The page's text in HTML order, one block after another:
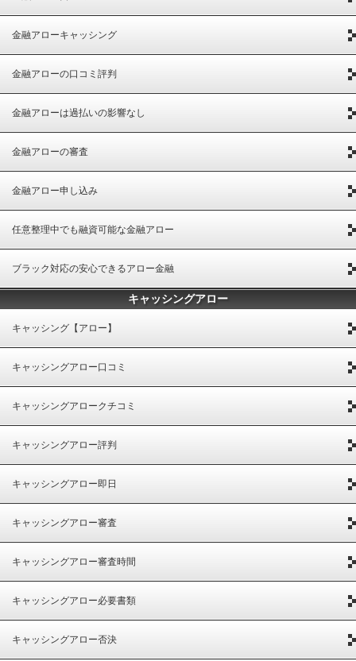
金融アローキャッシング
金融アローの口コミ評判
金融アローは過払いの影響なし
金融アローの審査
金融アロー申し込み
任意整理中でも融資可能な金融アロー
ブラック対応の安心できるアロー金融
キャッシングアロー
キャッシング【アロー】
キャッシングアロー口コミ
キャッシングアロークチコミ
キャッシングアロー評判
キャッシングアロー即日
キャッシングアロー審査
キャッシングアロー審査時間
キャッシングアロー必要書類
キャッシングアロー否決